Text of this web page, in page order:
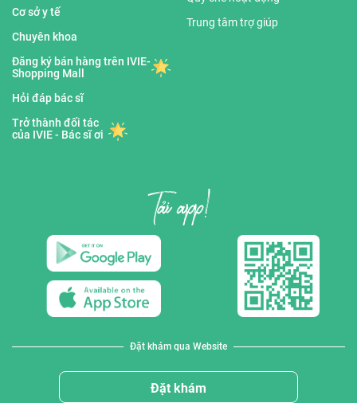
Cơ sở y tế
Chuyên khoa
Đăng ký bán hàng trên IVIE-
Shopping Mall
Hỏi đáp bác sĩ
Trở thành đối tác
của IVIE - Bác sĩ ơi
Trung tâm trợ giúp
Đặt khám qua Website
Đặt khám